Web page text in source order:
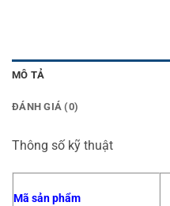
MÔ TẢ
ĐÁNH GIÁ (0)
Thông số kỹ thuật
Mã sản phẩm